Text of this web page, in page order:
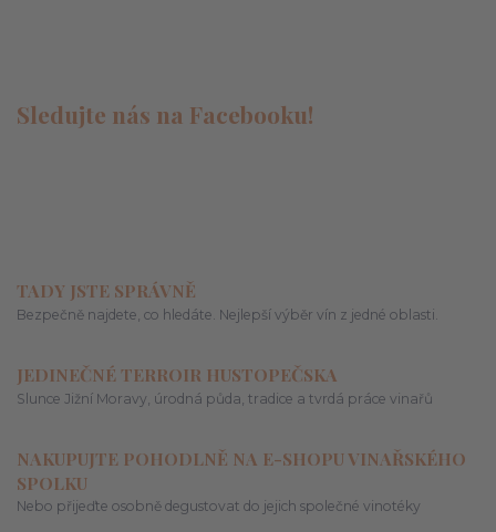
Sledujte nás na Facebooku!
TADY JSTE SPRÁVNĚ
Bezpečně najdete, co hledáte. Nejlepší výběr vín z jedné oblasti.
JEDINEČNÉ TERROIR HUSTOPEČSKA
Slunce Jižní Moravy, úrodná půda, tradice a tvrdá práce vinařů
NAKUPUJTE POHODLNĚ NA E-SHOPU VINAŘSKÉHO
SPOLKU
Nebo přijeďte osobně degustovat do jejich společné vinotéky